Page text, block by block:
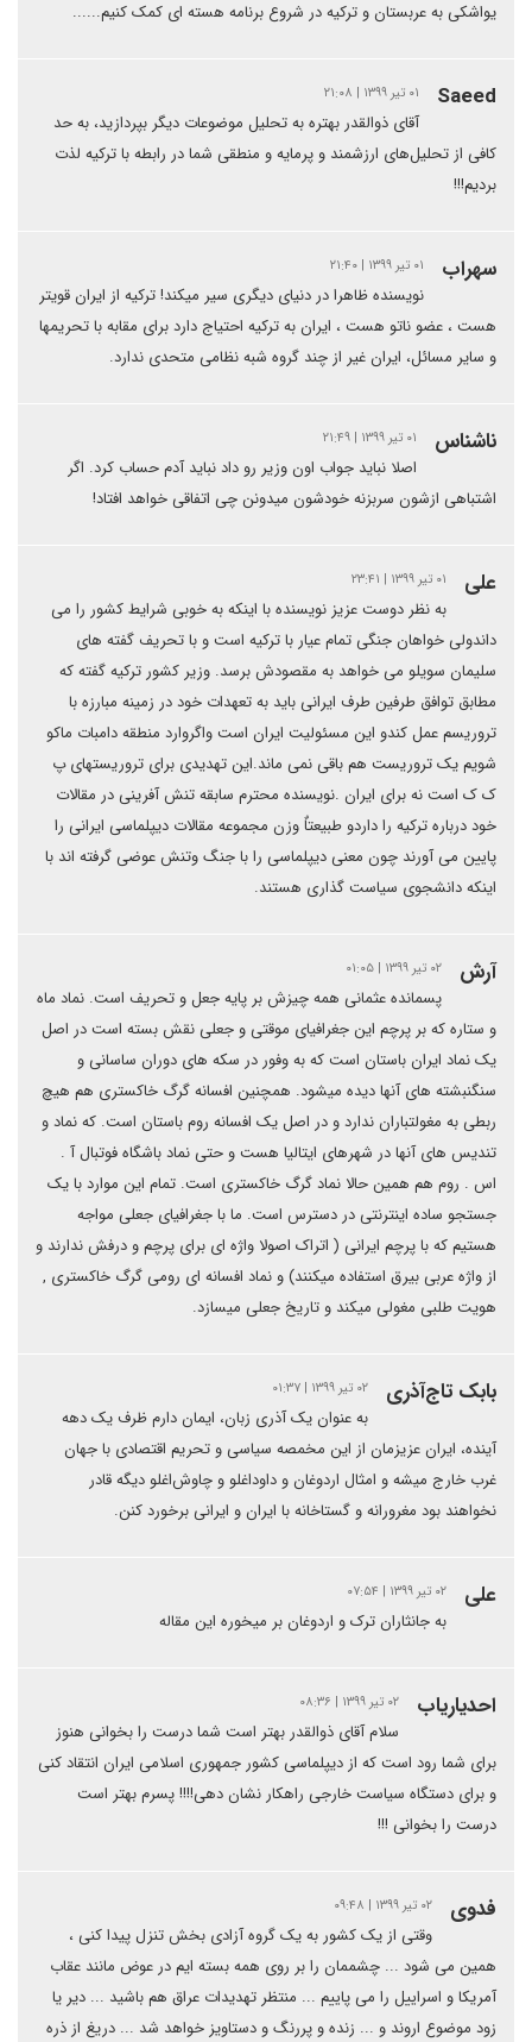
یواشکی به عربستان و ترکیه در شروع برنامه هسته ای کمک کنیم......
Saeed ۰۱ تیر ۱۳۹۹ | ۲۱:۰۸
آقای ذوالقدر بهتره به تحلیل موضوعات دیگر بپردازید، به حد
کافی از تحلیل‌های ارزشمند و پرمایه و منطقی شما در رابطه با ترکیه لذت
بردیم!!!
سهراب ۰۱ تیر ۱۳۹۹ | ۲۱:۴۰
نویسنده ظاهرا در دنیای دیگری سیر میکند! ترکیه از ایران قویتر
هست ، عضو ناتو هست ، ایران به ترکیه احتیاج دارد برای مقابه با تحریمها
و سایر مسائل، ایران غیر از چند گروه شبه نظامی متحدی ندارد.
ناشناس ۰۱ تیر ۱۳۹۹ | ۲۱:۴۹
اصلا نباید جواب اون وزیر رو داد نباید آدم حساب کرد. اگر
اشتباهی ازشون سربزنه خودشون میدونن چی اتفاقی خواهد افتاد!
علی ۰۱ تیر ۱۳۹۹ | ۲۳:۴۱
به نظر دوست عزیز نویسنده با اینکه به خوبی شرایط کشور را می
داندولی خواهان جنگی تمام عیار با ترکیه است و با تحریف گفته های
سلیمان سویلو می خواهد به مقصودش برسد. وزیر کشور ترکیه گفته که
مطابق توافق طرفین طرف ایرانی باید به تعهدات خود در زمینه مبارزه با
تروریسم عمل کندو این مسئولیت ایران است واگروارد منطقه دامبات ماکو
شویم یک تروریست هم باقی نمی ماند.این تهدیدی برای تروریستهای پ
ک ک است نه برای ایران .نویسنده محترم سابقه تنش آفرینی در مقالات
خود درباره ترکیه را داردو طبیعتاٌ وزن مجموعه مقالات دیپلماسی ایرانی را
پایین می آورند چون معنی دیپلماسی را با جنگ وتنش عوضی گرفته اند با
اینکه دانشجوی سیاست گذاری هستند.
آرش ۰۲ تیر ۱۳۹۹ | ۰۱:۰۵
پسمانده عثمانی همه چیزش بر پایه جعل و تحریف است. نماد ماه
و ستاره که بر پرچم این جغرافیای موقتی و جعلی نقش بسته است در اصل
یک نماد ایران باستان است که به وفور در سکه های دوران ساسانی و
سنگنبشته های آنها دیده میشود. همچنین افسانه گرگ خاکستری هم هیچ
ربطی به مغولتباران ندارد و در اصل یک افسانه روم باستان است. که نماد و
تندیس های آنها در شهرهای ایتالیا هست و حتی نماد باشگاه فوتبال آ .
اس . روم هم همین حالا نماد گرگ خاکستری است. تمام این موارد با یک
جستجو ساده اینترنتی در دسترس است. ما با جغرافیای جعلی مواجه
هستیم که با پرچم ایرانی ( اتراک اصولا واژه ای برای پرچم و درفش ندارند و
از واژه عربی بیرق استفاده میکنند) و نماد افسانه ای رومی گرگ خاکستری ,
هویت طلبی مغولی میکند و تاریخ جعلی میسازد.
بابک تاج‌آذری ۰۲ تیر ۱۳۹۹ | ۰۱:۳۷
به عنوان یک آذری زبان، ایمان دارم ظرف یک دهه
آینده، ایران عزیزمان از این مخمصه سیاسی و تحریم اقتصادی با جهان
غرب خارج میشه و امثال اردوغان و داوداغلو و چاوش‌اغلو دیگه قادر
نخواهند بود مغرورانه و گستاخانه با ایران و ایرانی برخورد کنن.
علی ۰۲ تیر ۱۳۹۹ | ۰۷:۵۴
به جانثاران ترک و اردوغان بر میخوره این مقاله
احدیاریاب ۰۲ تیر ۱۳۹۹ | ۰۸:۳۶
سلام آقای ذوالقدر بهتر است شما درست را بخوانی هنوز
برای شما رود است که از دیپلماسی کشور جمهوری اسلامی ایران انتقاد کنی
و برای دستگاه سیاست خارجی راهکار نشان دهی!!!! پسرم بهتر است
درست را بخوانی !!!
فدوی ۰۲ تیر ۱۳۹۹ | ۰۹:۴۸
وقتی از یک کشور به یک گروه آزادی بخش تنزل پیدا کنی ،
همین می شود ... چشممان را بر روی همه بسته ایم در عوض مانند عقاب
آمریکا و اسراییل را می پاییم ... منتظر تهدیدات عراق هم باشید ... دیر یا
زود موضوع اروند و ... زنده و پررنگ و دستاویز خواهد شد ... دریغ از ذره